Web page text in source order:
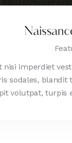
nisi imperdiet
sodales,
volutpat,